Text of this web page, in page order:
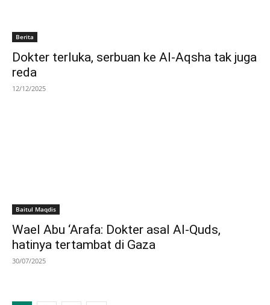
Berita
Dokter terluka, serbuan ke Al-Aqsha tak juga
reda
12/12/2025
Baitul Maqdis
Wael Abu ‘Arafa: Dokter asal Al-Quds,
hatinya tertambat di Gaza
30/07/2025